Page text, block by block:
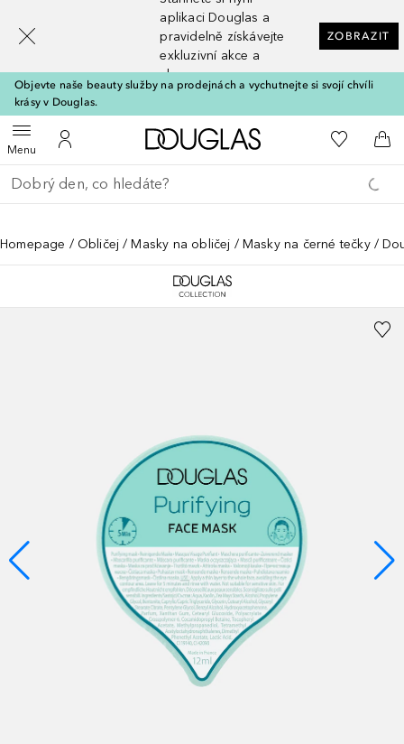
aplikaci Douglas a
pravidelně získávejte
exkluzivní akce a
slevy
ZOBRAZIT
Objevte naše beauty služby na prodejnách a vychutnejte si svojí chvíli
krásy v Douglas.
MenuOtevřít menuK mému účtu
Domů K mému
Do
Vraťte se
Proveďte vyhledávání
Homepage Obličej Masky na obličej Masky na černé tečky
[navigation.slideout.screenreader]